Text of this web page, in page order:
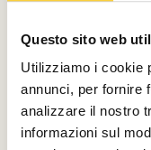
Questo sito web
Utilizziamo i cookie
annunci, per fornire
analizzare il nostro
informazioni sul